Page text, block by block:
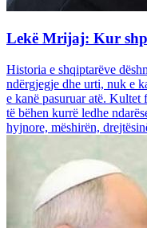
Lekë Mrijaj: Kur
Historia e shqiptarëve
ndërgjegje dhe urti, nuk e
e kanë pasuruar atë.
të bëhen kurrë ledhe
hyjnore, mëshirën,